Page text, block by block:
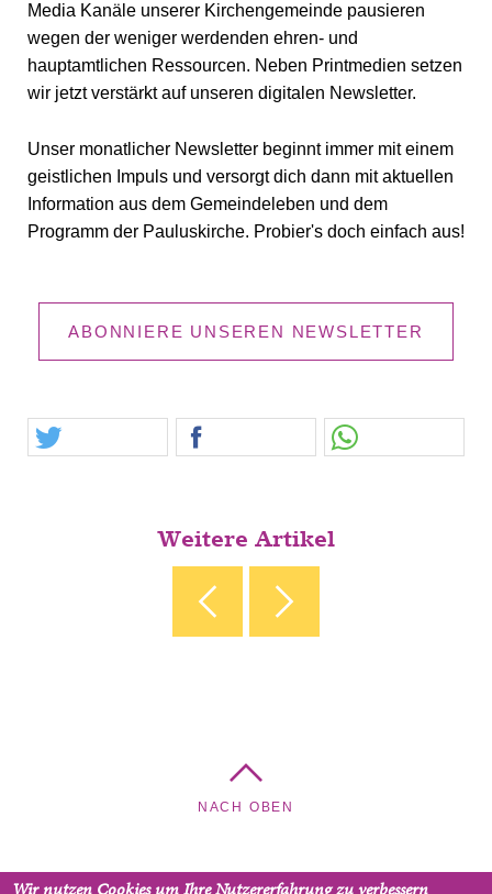
Wir nutzen Cookies um Ihre Nutzererfahrung zu verbessern
Media Kanäle unserer Kirchengemeinde pausieren
wegen der weniger werdenden ehren- und
hauptamtlichen Ressourcen. Neben Printmedien setzen
wir jetzt verstärkt auf unseren digitalen Newsletter.
Unser monatlicher Newsletter beginnt immer mit einem
geistlichen Impuls und versorgt dich dann mit aktuellen
Information aus dem Gemeindeleben und dem
Programm der Pauluskirche. Probier's doch einfach aus!
ABONNIERE UNSEREN NEWSLETTER
Weitere Artikel
‹ DAS KINDER- UND FAMILIENPROGRAMM
OASE-GOTTESDIENSTE ›
NACH OBEN